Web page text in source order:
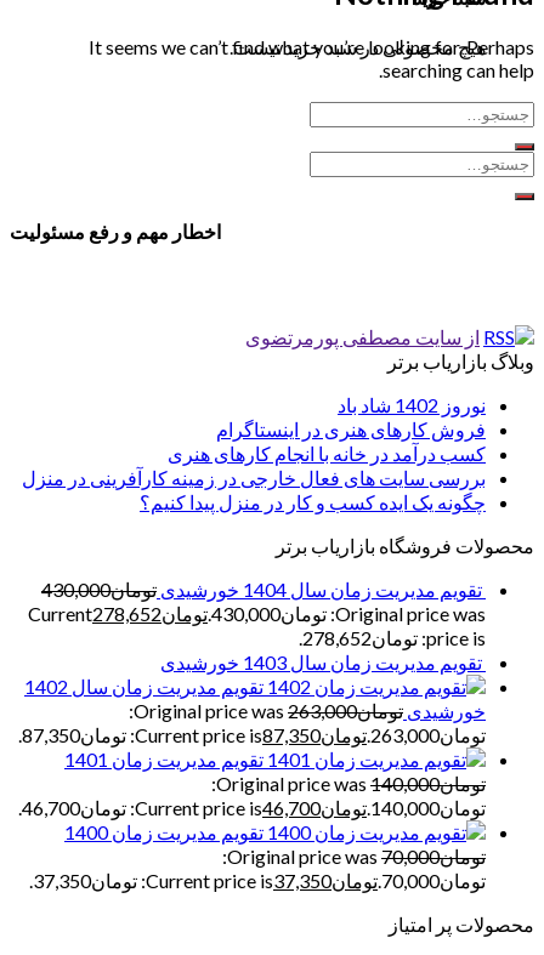
هیچ محصولی در سبد خرید نیست.
It seems we can’t find what you’re looking for. Perhaps
searching can help.
اخطار مهم و رفع مسئولیت
از سایت مصطفی پورمرتضوی
وبلاگ بازاریاب برتر
نوروز 1402 شاد باد
فروش کارهای هنری در اینستاگرام
کسب درآمد در خانه با انجام کارهای هنری
بررسی سایت های فعال خارجی در زمینه کارآفرینی در منزل
چگونه یک ایده کسب و کار در منزل پیدا کنیم؟
محصولات فروشگاه بازاریاب برتر
تقویم مدیریت زمان سال 1404 خورشیدی
تومان430,000
Original price was: تومان430,000.
تومان278,652
Current
price is: تومان278,652.
تقویم مدیریت زمان سال 1403 خورشیدی
تقویم مدیریت زمان سال 1402
خورشیدی تومان263,000
Original price was:
تومان263,000.
تومان87,350Current price is: تومان87,350.
تقویم مدیریت زمان 1401
تومان140,000
Original price was:
تومان140,000.
تومان46,700Current price is: تومان46,700.
تقویم مدیریت زمان 1400
تومان70,000
Original price was:
تومان70,000.
تومان37,350Current price is: تومان37,350.
محصولات پر امتیاز